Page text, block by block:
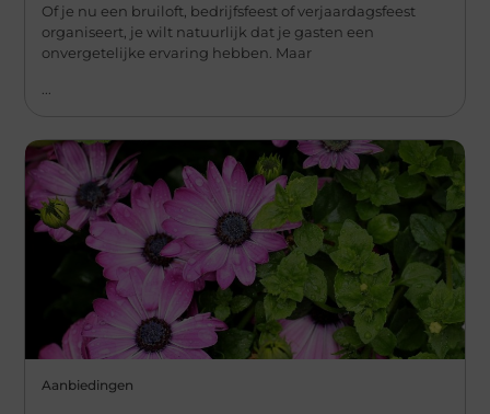
Of je nu een bruiloft, bedrijfsfeest of verjaardagsfeest
organiseert, je wilt natuurlijk dat je gasten een
onvergetelijke ervaring hebben. Maar
Aanbiedingen